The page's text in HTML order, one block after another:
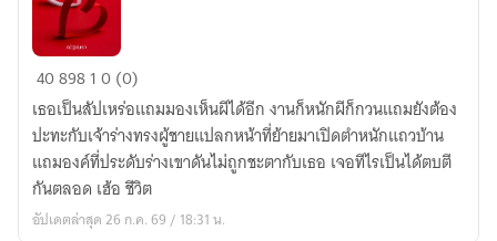
สัปเหร่อ
รัก
4089810 (0)
เธอเป็นสัปเหร่อแถมมองเห็นผีได้อีก งานก็หนักผีก็กวนแถมยังต้อง
ปะทะกับเจ้าร่างทรงผู้ชายแปลกหน้าที่ย้ายมาเปิดตำหนักแถวบ้าน
แถมองค์ที่ประดับร่างเขาดันไม่ถูกชะตากับเธอ เจอทีไรเป็นได้ตบตี
กันตลอด เฮ้อ ชีวิต
อัปเดตล่าสุด 26 ก.ค. 69 / 18:31 น.